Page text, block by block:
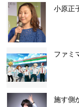
小原正
ファミ
施す側